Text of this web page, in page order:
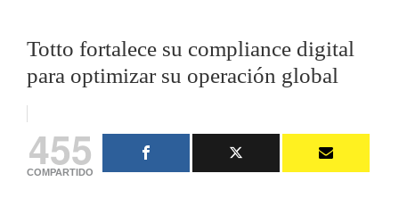
Totto fortalece su compliance digital
para optimizar su operación global
455
COMPARTIDO